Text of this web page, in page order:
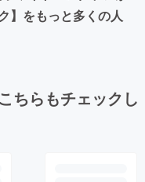
】をもっと多くの人
ちらもチェックし